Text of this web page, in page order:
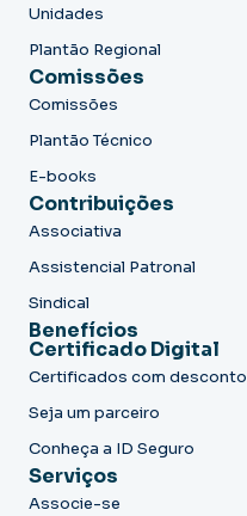
Unidades
Plantão Regional
Comissões
Comissões
Plantão Técnico
E-books
Contribuições
Associativa
Assistencial Patronal
Sindical
Benefícios
Certificado Digital
Certificados com desconto
Seja um parceiro
Conheça a ID Seguro
Serviços
Associe-se